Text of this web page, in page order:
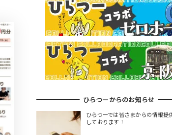
ひらつーからのお知らせ
ひらつーでは皆さまからの情報提
しております！